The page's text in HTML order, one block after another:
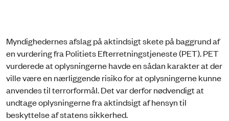
Myndighedernes afslag på aktindsigt skete på baggrund af
en vurdering fra Politiets Efterretningstjeneste (PET). PET
vurderede at oplysningerne havde en sådan karakter at der
ville være en nærliggende risiko for at oplysningerne kunne
anvendes til terrorformål. Det var derfor nødvendigt at
undtage oplysningerne fra aktindsigt af hensyn til
beskyttelse af statens sikkerhed.